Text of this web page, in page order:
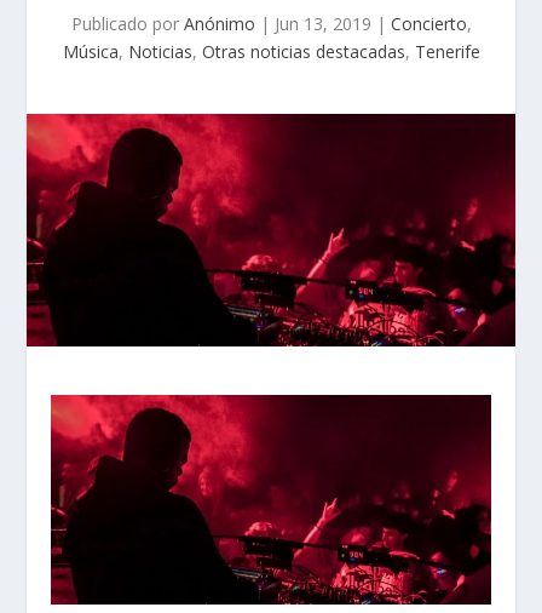
Publicado por Anónimo | Jun 13, 2019 | Concierto,
Música, Noticias, Otras noticias destacadas, Tenerife